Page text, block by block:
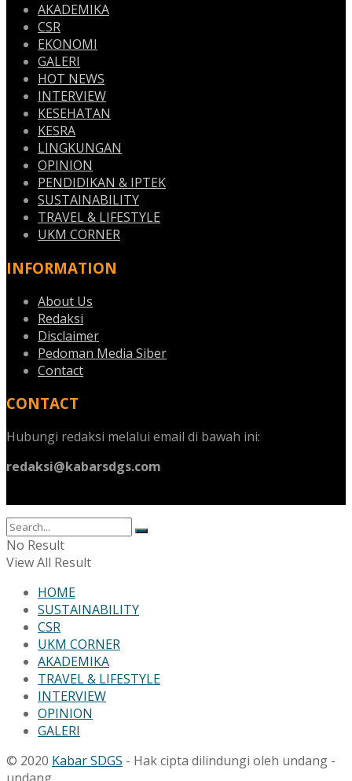
AKADEMIKA
CSR
EKONOMI
GALERI
HOT NEWS
INTERVIEW
KESEHATAN
KESRA
LINGKUNGAN
OPINION
PENDIDIKAN & IPTEK
SUSTAINABILITY
TRAVEL & LIFESTYLE
UKM CORNER
INFORMATION
About Us
Redaksi
Disclaimer
Pedoman Media Siber
Contact
CONTACT
Hubungi redaksi melalui email di bawah ini:
redaksi@kabarsdgs.com
No Result
View All Result
HOME
SUSTAINABILITY
CSR
UKM CORNER
AKADEMIKA
TRAVEL & LIFESTYLE
INTERVIEW
OPINION
GALERI
© 2020 Kabar SDGS - Hak cipta dilindungi oleh undang -